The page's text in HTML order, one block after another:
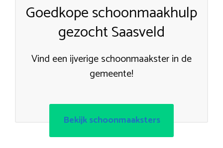
Goedkope schoonmaakhulp
gezocht Saasveld
Vind een ijverige schoonmaakster in de
gemeente!
Bekijk schoonmaaksters